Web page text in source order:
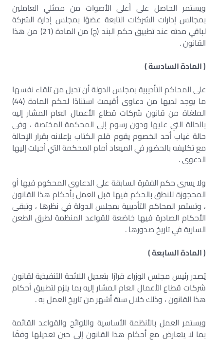
ويستمر الحاصل على أعلى الأصوات من ممثلي العاملين
بمجالس إدارات الشركات التابعة عضوًا بمجلس إدارة الشركة
لباقي مدته عند تطبيق حكم البند (ج) من المادة (21) من هذا
القانون .
( المادة السادسة )
على المحاكم التأديبية بمجلس الدولة أن تحيل من تلقاء نفسها
ما يوجد لديها من دعاوى أقيمت استنادًا لحكم المادة (44)
الملغاة من قانون شركات قطاع الأعمال العام المشار إليه
بالحالة التي عليها ودون رسوم إلى المحكمة المختصة ، وفى
حالة غياب أحد الخصوم يقوم قلم الكتاب بإعلانه بقرار الإحالة
مع تكليفه بالحضور في الميعاد أمام المحكمة التي أحيلت إليها
الدعوى .
ولا يسرى حكم الفقرة السابقة على الدعاوى المحكوم فيها أو
المحجوزة للنطق بالحكم فيها قبل العمل بأحكام هذا القانون
، وتستمر المحاكم التأديبية بمجلس الدولة في نظرها ، وتبقى
الأحكام الصادرة فيها خاضعة للقواعد المنظمة لطرق الطعن
السارية في تاريخ صدورها .
( المادة السابعة )
يُصدر رئيس مجلس الوزراء قرارًا بتعديل اللائحة التنفيذية لقانون
شركات قطاع الأعمال العام المشار إليه بما يلزم لتطبيق أحكام
هذا القانون ، وذلك خلال ستة أشهر من تاريخ العمل به .
ويستمر العمل بالأنظمة الأساسية واللوائح والقواعد القائمة
بما لا يتعارض مع أحكام هذا القانون إلى حين تعديلها وفقًا